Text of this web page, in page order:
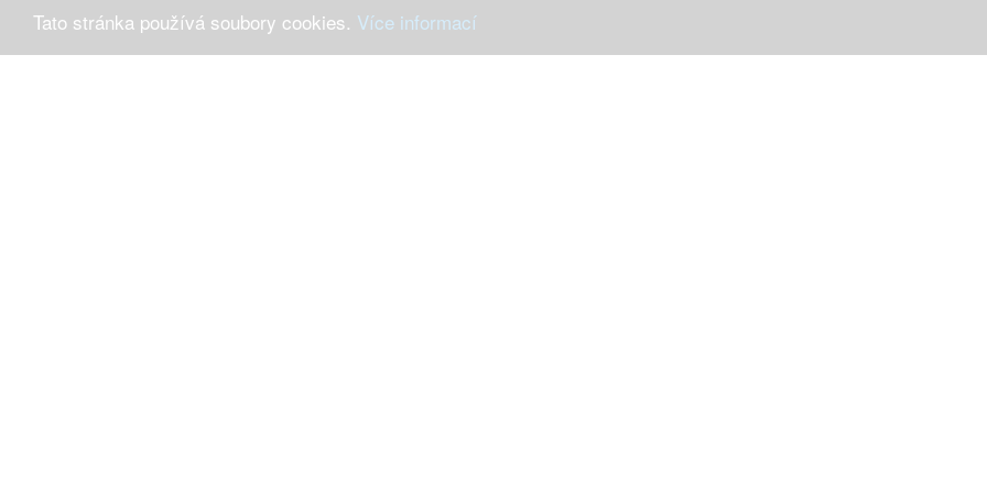
Tato stránka používá soubory cookies. Více informací